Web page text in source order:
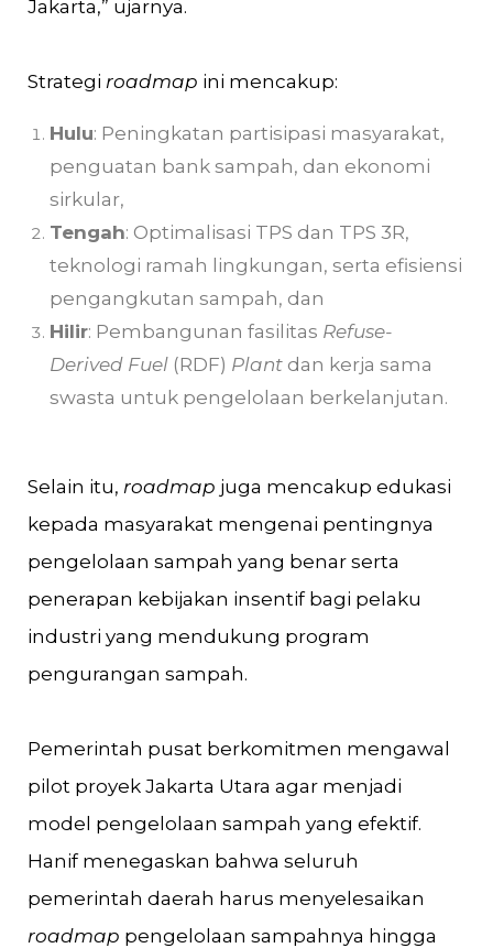
Jakarta,” ujarnya.
Strategi roadmap ini mencakup:
Hulu: Peningkatan partisipasi masyarakat,
penguatan bank sampah, dan ekonomi
sirkular,
Tengah: Optimalisasi TPS dan TPS 3R,
teknologi ramah lingkungan, serta efisiensi
pengangkutan sampah, dan
Hilir: Pembangunan fasilitas Refuse-
Derived Fuel (RDF) Plant dan kerja sama
swasta untuk pengelolaan berkelanjutan.
Selain itu, roadmap juga mencakup edukasi
kepada masyarakat mengenai pentingnya
pengelolaan sampah yang benar serta
penerapan kebijakan insentif bagi pelaku
industri yang mendukung program
pengurangan sampah.
Pemerintah pusat berkomitmen mengawal
pilot proyek Jakarta Utara agar menjadi
model pengelolaan sampah yang efektif.
Hanif menegaskan bahwa seluruh
pemerintah daerah harus menyelesaikan
roadmap pengelolaan sampahnya hingga